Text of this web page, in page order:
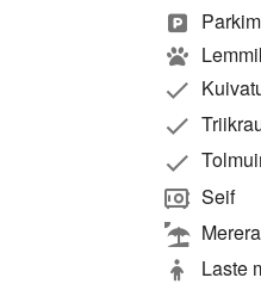
Seif
Laste